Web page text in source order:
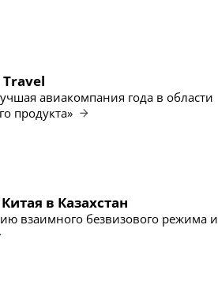
авиакомпания года в области
продукта»
в Казахстан
взаимного безвизового режима и